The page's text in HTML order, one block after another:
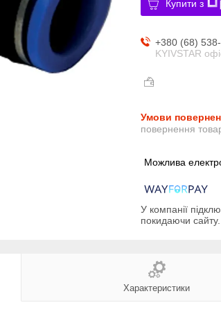
Купити з
+380 (68)
KYIVSTAR
повернення
У компанії
покидаючи сайту.
Характеристики